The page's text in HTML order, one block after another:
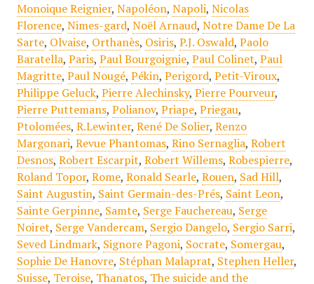
Monoique Reignier, Napoléon, Napoli, Nicolas
Florence, Nimes-gard, Noël Arnaud, Notre Dame De La
Sarte, Olvaise, Orthanès, Osiris, P.J. Oswald, Paolo
Baratella, Paris, Paul Bourgoignie, Paul Colinet, Paul
Magritte, Paul Nougé, Pékin, Perigord, Petit-Viroux,
Philippe Geluck, Pierre Alechinsky, Pierre Pourveur,
Pierre Puttemans, Polianov, Priape, Priegau,
Ptolomées, R.Lewinter, René De Solier, Renzo
Margonari, Revue Phantomas, Rino Sernaglia, Robert
Desnos, Robert Escarpit, Robert Willems, Robespierre,
Roland Topor, Rome, Ronald Searle, Rouen, Sad Hill,
Saint Augustin, Saint Germain-des-Prés, Saint Leon,
Sainte Gerpinne, Samte, Serge Fauchereau, Serge
Noiret, Serge Vandercam, Sergio Dangelo, Sergio Sarri,
Seved Lindmark, Signore Pagoni, Socrate, Somergau,
Sophie De Hanovre, Stéphan Malaprat, Stephen Heller,
Suisse, Teroise, Thanatos, The suicide and the